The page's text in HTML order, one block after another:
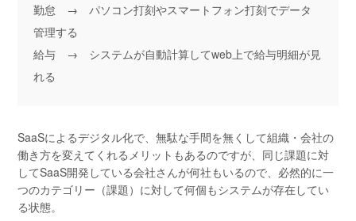
勤怠 → パソコン打刻やスマートフォン打刻でデータ
管理する
給与 → システムが自動計算してweb上で給与明細が見
れる
SaaSによるデジタル化で、無駄な手間を無くして組織・会社の
働き方を変えてくれるメリットもあるのですが、同じ課題に対
してSaaS開発している会社さんが何社もいるので、必然的に一
つのカテゴリー（課題）に対して何個もシステムが存在してい
る状態。